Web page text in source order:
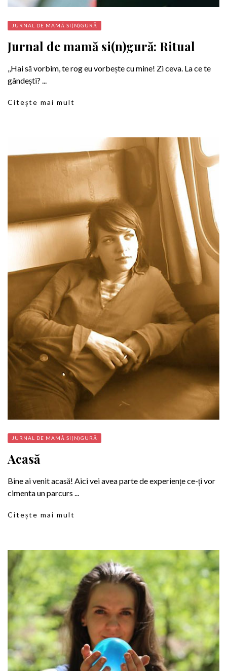
JURNAL DE MAMĂ SI(N)GURĂ
Jurnal de mamă si(n)gură: Ritual
,,Hai să vorbim, te rog eu vorbește cu mine! Zi ceva. La ce te
gândești? ...
Citește mai mult
JURNAL DE MAMĂ SI(N)GURĂ
Acasă
Bine ai venit acasă! Aici vei avea parte de experiențe ce-ți vor
cimenta un parcurs ...
Citește mai mult